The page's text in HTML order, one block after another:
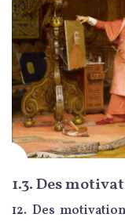
1.3. Des
12. Des